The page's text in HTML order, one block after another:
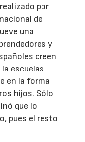
por
de
una
y
creen
escuelas
en la forma
hijos. Sólo
que lo
pues el resto